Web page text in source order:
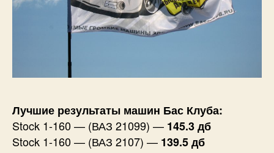
Лучшие результаты машин Бас Клуба:
Stock 1-160 — (ВАЗ 21099) — 145.3 дб
Stock 1-160 — (ВАЗ 2107) — 139.5 дб